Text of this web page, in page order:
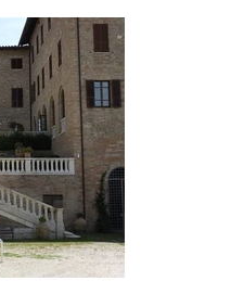
di ristoro e tempo libero al
quarto e quinto livello.
- Rocca Casalina Resort